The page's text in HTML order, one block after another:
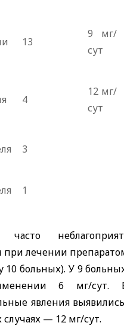
13
9 мг/
сут
4
12 мг/
сут
3
1
часто
при лечении
10 больных). У 9
6 мг/сут.
явления
случаях — 12 мг/сут.